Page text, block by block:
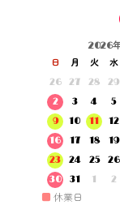
2026
日 月 火 水
26
27 28 29
2
3 4 5
9
10 11 12
16
17 18 19
23
24 25 26
30
31 1 2
■ 休業日